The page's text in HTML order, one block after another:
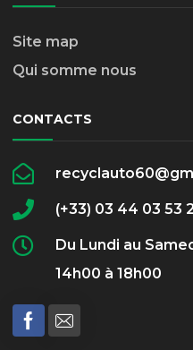
Site map
Qui somme nous
CONTACTS
(+33) 03 44 03 53
Du Lundi au
14h00 à 18h00